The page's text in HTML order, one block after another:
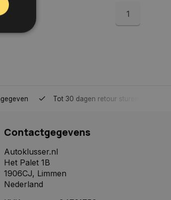
1
Tot 30 dagen retour sturen.
Contactgegevens
Autoklusser.nl
Het Palet 1B
1906CJ, Limmen
Nederland